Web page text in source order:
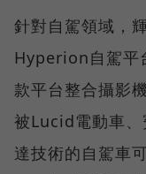
針對自駕領域，
Hyperion自駕平
款平台整合攝影
被Lucid電動車、
達技術的自駕車